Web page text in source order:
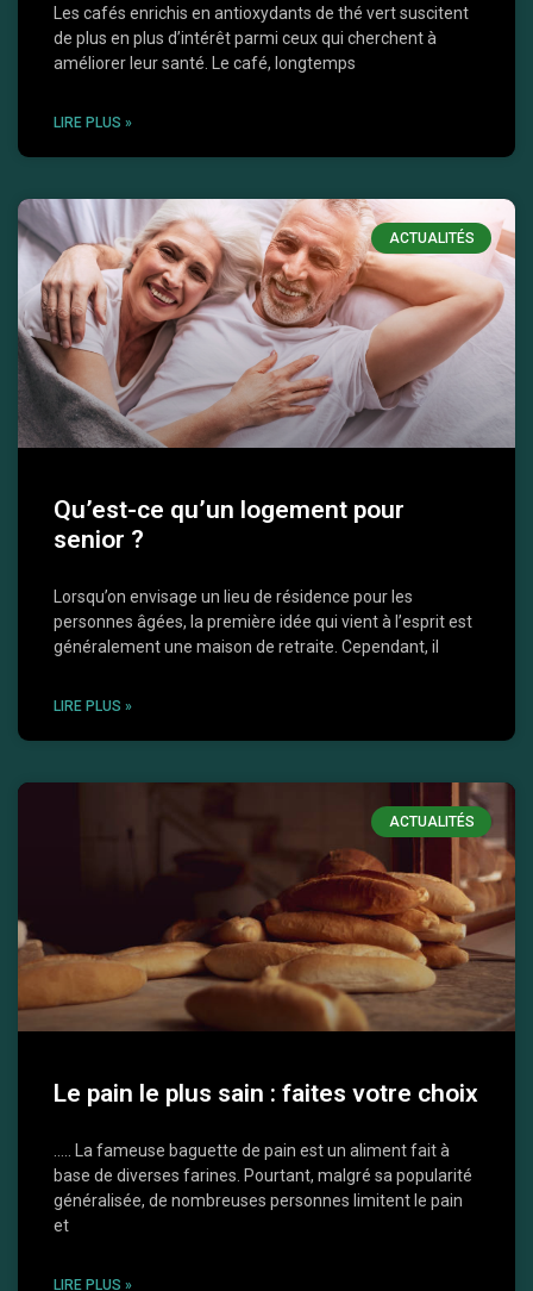
Les cafés enrichis en antioxydants de thé vert suscitent
de plus en plus d’intérêt parmi ceux qui cherchent à
améliorer leur santé. Le café, longtemps
LIRE PLUS »
ACTUALITÉS
Qu’est-ce qu’un logement pour
senior ?
Lorsqu’on envisage un lieu de résidence pour les
personnes âgées, la première idée qui vient à l’esprit est
généralement une maison de retraite. Cependant, il
LIRE PLUS »
ACTUALITÉS
Le pain le plus sain : faites votre choix
….. La fameuse baguette de pain est un aliment fait à
base de diverses farines. Pourtant, malgré sa popularité
généralisée, de nombreuses personnes limitent le pain
et
LIRE PLUS »